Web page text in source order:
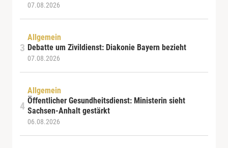
07.08.2026
Allgemein
Debatte um Zivildienst: Diakonie Bayern bezieht
07.08.2026
Allgemein
Öffentlicher Gesundheitsdienst: Ministerin sieht
Sachsen-Anhalt gestärkt
06.08.2026